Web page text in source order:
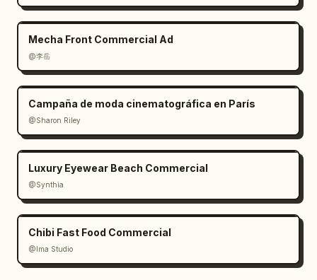
Mecha Front Commercial Ad
@李岳
Campaña de moda cinematográfica en París
@Sharon Riley
Luxury Eyewear Beach Commercial
@Synthia
Chibi Fast Food Commercial
@Ima Studio